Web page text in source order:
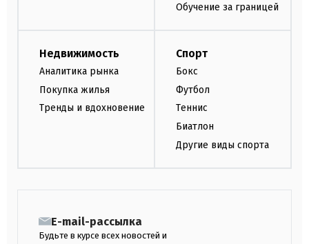
Обучение за границей
Недвижимость
Аналитика рынка
Покупка жилья
Тренды и вдохновение
Спорт
Бокс
Футбол
Теннис
Биатлон
Другие виды спорта
E-mail-рассылка
Будьте в курсе всех новостей и